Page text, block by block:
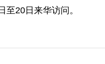
至20日来华访问。